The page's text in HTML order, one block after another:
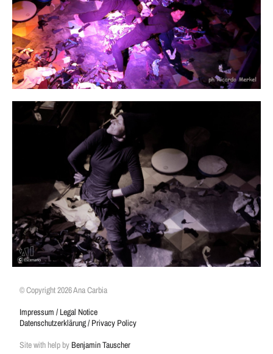
© Copyright 2026 Ana Carbia
Impressum / Legal Notice
Datenschutzerklärung / Privacy Policy
Site with help by Benjamin Tauscher